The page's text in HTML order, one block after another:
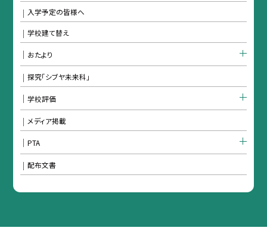
入学予定の皆様へ
学校建て替え
おたより
探究「シブヤ未来科」
学校評価
メディア掲載
PTA
配布文書